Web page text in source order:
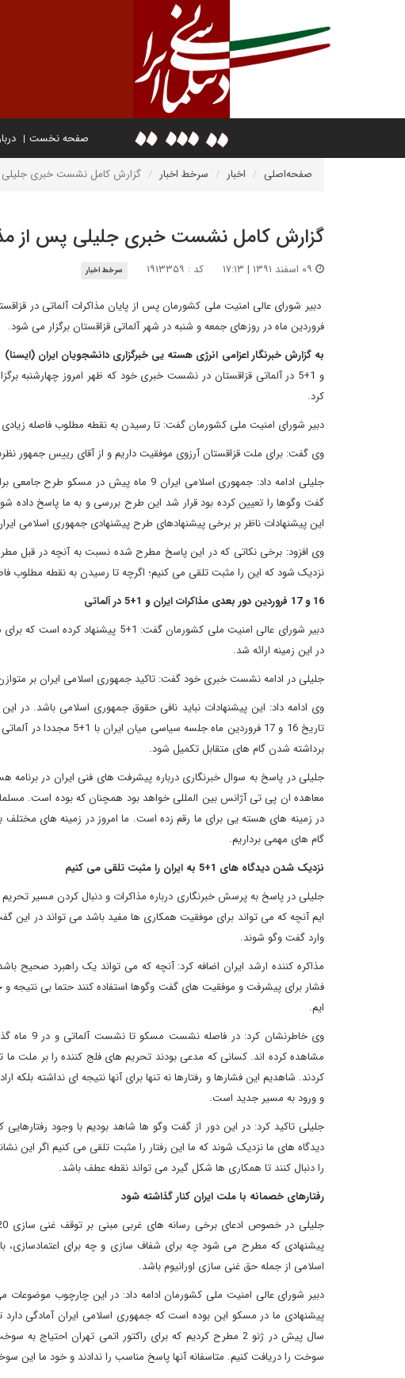
صفحه نخست
صفحه‌اصلی اخبار سرخط اخبار گزارش کامل نشست خبری جلیلی
گزارش کامل نشست خبری جلیلی پس از
کد : ۱۹۱۳۳۵۹ سرخط اخبار
فروردین ماه در روزهای جمعه و شنبه در شهر آلماتی قزاقستان برگزار می شود.
به گزارش خبرنگار اعزامی انرژی هسته یی خبرگزاری دانشجویان ایران (ایسنا)
و 1+5 در آلماتی قزاقستان در نشست خبری خود که ظهر امروز
کرد.
دبیر شورای امنیت ملی کشورمان گفت: تا رسیدن به نقطه مطلوب فاصله زیادی
وی گفت: برای ملت قزاقستان آرزوی موفقیت داریم و از آقای رییس جمهور
جلیلی ادامه داد: جمهوری اسلامی ایران 9
گفت وگوها را تعیین کرده بود قرار شد این طرح بررسی و به ما پاسخ داده
این پیشنهادات ناظر بر برخی پیشنهادهای طرح پیشنهادی جمهوری اسلامی
وی افزود: برخی نکاتی که در این پاسخ مطرح شده نسبت به آنچه در قبل
نزدیک شود که این را مثبت تلقی می کنیم؛ اگرچه تا رسیدن به نقطه مطلوب
16 و 17 فروردین دور بعدی مذاکرات ایران و 1+5 در آلماتی
دبیر شورای عالی امنیت ملی کشورمان
در این زمینه ارائه شد.
جلیلی در ادامه نشست خبری خود گفت: تاکید جمهوری اسلامی ایران بر
تاریخ 16 و 17 فروردین
برداشته شدن گام های متقابل تکمیل شود.
جلیلی در پاسخ به سوال خبرنگاری درباره پیشرفت های فنی ایران در
معاهده ان پی تی آژانس بین المللی خواهد بود همچنان که بوده است.
در زمینه های هسته یی برای ما رقم زده است. ما امروز در زمینه های
گام های مهمی برداریم.
نزدیک شدن دیدگاه های 1+5 به ایران را مثبت تلقی می کنیم
جلیلی در پاسخ به پرسش خبرنگاری درباره مذاکرات و دنبال کردن مسیر تحریم
ایم آنچه که می تواند برای موفقیت همکاری ها مفید باشد می تواند در
وارد گفت وگو شوند.
مذاکره کننده ارشد ایران اضافه کرد: آنچه که می تواند یک راهبرد صحیح
فشار برای پیشرفت و موفقیت های گفت وگوها استفاده کنند حتما بی نتیجه
ایم.
وی
مشاهده کرده اند. کسانی که مدعی بودند تحریم های فلج کننده را بر ملت
کردند. شاهدیم این فشارها و رفتارها نه تنها برای آنها نتیجه ای نداشته
و ورود به مسیر جدید است.
جلیلی تاکید کرد: در این دور از گفت وگو ها شاهد بودیم با وجود
دیدگاه های ما نزدیک شوند که ما این رفتار را مثبت تلقی می کنیم اگر این
را دنبال کنند تا همکاری ها شکل گیرد می تواند نقطه عطف باشد.
رفتارهای خصمانه با ملت ایران کنار گذاشته شود
پیشنهادی که مطرح می شود چه برای شفاف سازی و چه برای اعتمادسازی،
اسلامی از جمله حق غنی سازی اورانیوم باشد.
دبیر شورای عالی امنیت ملی کشورمان ادامه داد: در این چارچوب موضوعات
پیشنهادی ما در مسکو این بوده است که جمهوری اسلامی ایران آمادگی
سوخت را دریافت کنیم. متاسفانه آنها پاسخ مناسب را ندادند و خود ما این